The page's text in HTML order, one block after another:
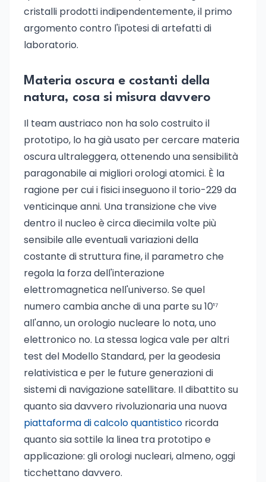
cristalli prodotti indipendentemente, il primo
argomento contro l'ipotesi di artefatti di
laboratorio.
Materia oscura e costanti della
natura, cosa si misura davvero
Il team austriaco non ha solo costruito il
prototipo, lo ha già usato per cercare materia
oscura ultraleggera, ottenendo una sensibilità
paragonabile ai migliori orologi atomici. È la
ragione per cui i fisici inseguono il torio-229 da
venticinque anni. Una transizione che vive
dentro il nucleo è circa diecimila volte più
sensibile alle eventuali variazioni della
costante di struttura fine, il parametro che
regola la forza dell'interazione
elettromagnetica nell'universo. Se quel
numero cambia anche di una parte su 10¹⁷
all'anno, un orologio nucleare lo nota, uno
elettronico no. La stessa logica vale per altri
test del Modello Standard, per la geodesia
relativistica e per le future generazioni di
sistemi di navigazione satellitare. Il dibattito su
quanto sia davvero rivoluzionaria una nuova
piattaforma di calcolo quantistico ricorda
quanto sia sottile la linea tra prototipo e
applicazione: gli orologi nucleari, almeno, oggi
ticchettano davvero.